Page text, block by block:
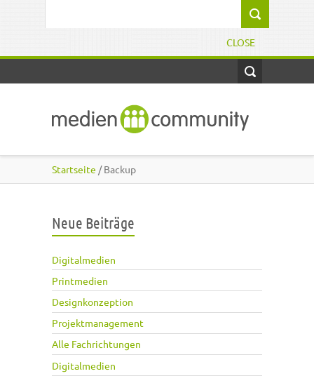
CLOSE
Startseite / Backup
Neue Beiträge
Digitalmedien
Printmedien
Designkonzeption
Projektmanagement
Alle Fachrichtungen
Digitalmedien